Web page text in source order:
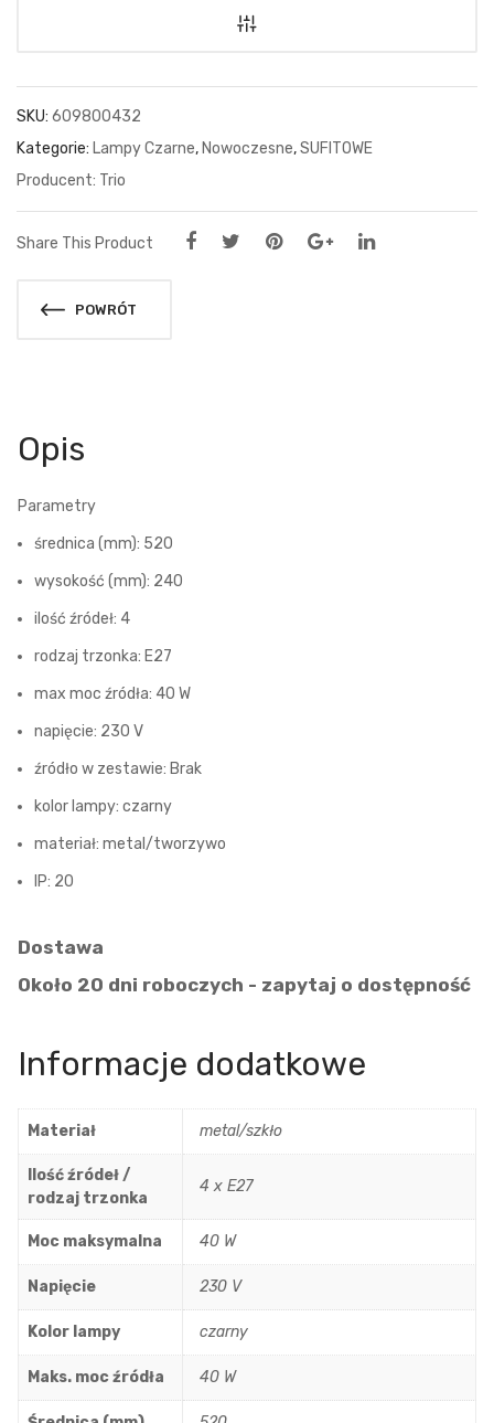
SKU: 609800432
Kategorie: Lampy Czarne, Nowoczesne,SUFITOWE
Trio
Share This Product
POWRÓT
Opis
Parametry
średnica (mm): 520
wysokość (mm): 240
ilość źródeł: 4
rodzaj trzonka: E27
max moc źródła: 40 W
napięcie: 230 V
źródło w zestawie: Brak
kolor lampy: czarny
materiał: metal/tworzywo
IP: 20
Dostawa
Około 20 dni roboczych - zapytaj o dostępność
Informacje dodatkowe
Materiał metal/szkło
Ilość źródeł /
rodzaj trzonka
4 x E27
Moc maksymalna 40 W
Napięcie 230 V
Kolor lampy czarny
Maks. moc źródła 40 W